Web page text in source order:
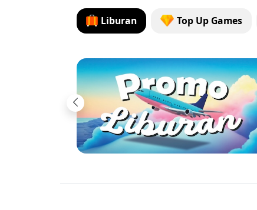
Liburan Top Up Games
Previous